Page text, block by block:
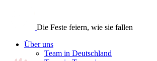
Die Feste feiern, wie sie fallen
Über uns
Team in Deutschland